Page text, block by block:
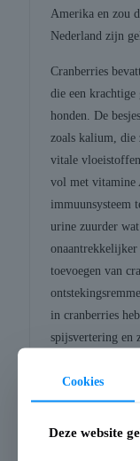
Amerika en zou
Nederland zijn
Cranberries
die een krachtige
honden. De
zoals kalium, die
vitale
vol met vitamine
immuunsysteem
urine zuurder
toevoegen van
in cranberries
spijsvertering en
andere de
Cookies
Deze website